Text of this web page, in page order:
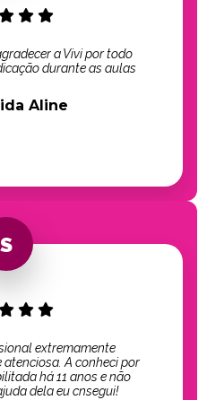
a Vivi por todo
durante as aulas
Aline
extremamente
A conheci por
há 11 anos e não
dela eu cnsegui!